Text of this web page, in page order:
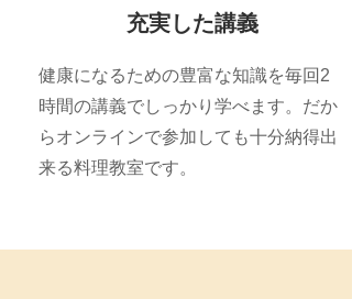
充実した講義
健康になるための豊富な知識を毎回2
時間の講義でしっかり学べます。だか
らオンラインで参加しても十分納得出
来る料理教室です。